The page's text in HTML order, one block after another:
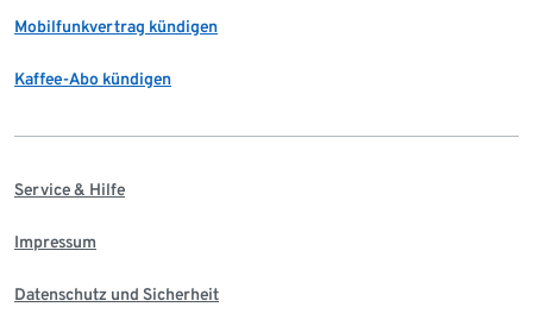
Mobilfunkvertrag kündigen
Kaffee-Abo kündigen
Service & Hilfe
Impressum
Datenschutz und Sicherheit